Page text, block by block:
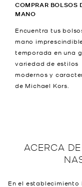
COMPRAR BOLSOS
MANO
Encuentra tus
mano
temporada en una
variedad de estilos
modernos y
de Michael Kors.
ACERCA DE
En el establecimiento